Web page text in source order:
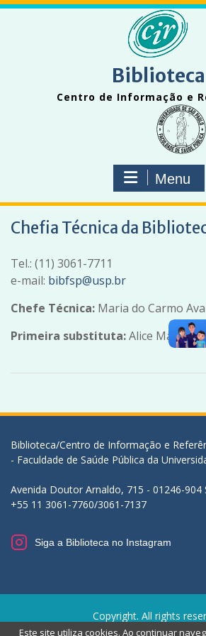
Este site utiliza cookies. Ao continuar
Biblioteca
Centro de Informação e
Menu
Chefia Técnica da
Tel.: (11) 3061-7711
e-mail: bibfsp@usp.br
Chefe Técnica: Maria do Carmo
Primeira substituta:Alice Mari
Biblioteca/Centro de Informação e
- Faculdade de Saúde Pública da
Avenida Doutor Arnaldo, 715 - 01246-904
+55 11 3061-7760/3061-7137
Siga a Biblioteca no Instagram
Copyright. All rights